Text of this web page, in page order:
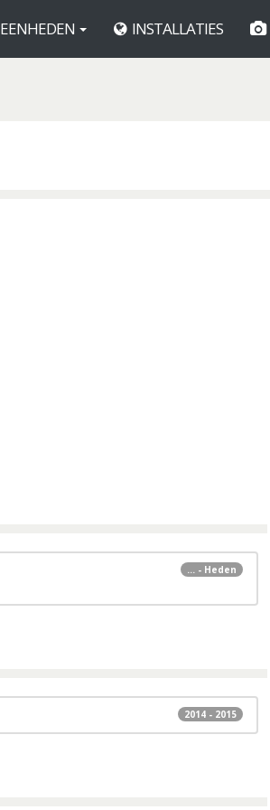
EENHEDEN INSTALLATIES
... - Heden
2014 - 2015